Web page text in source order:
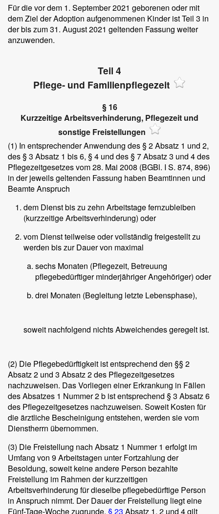
Für die vor dem 1. September 2021 geborenen oder mit
dem Ziel der Adoption aufgenommenen Kinder ist Teil 3 in
der bis zum 31. August 2021 geltenden Fassung weiter
anzuwenden.
Teil 4
Pflege- und Familienpflegezeit
§ 16
Kurzzeitige Arbeitsverhinderung, Pflegezeit und
sonstige Freistellungen
(1) In entsprechender Anwendung des § 2 Absatz 1 und 2,
des § 3 Absatz 1 bis 6, § 4 und des § 7 Absatz 3 und 4 des
Pflegezeitgesetzes vom 28. Mai 2008 (BGBl. I S. 874, 896)
in der jeweils geltenden Fassung haben Beamtinnen und
Beamte Anspruch
dem Dienst bis zu zehn Arbeitstage fernzubleiben
(kurzzeitige Arbeitsverhinderung) oder
vom Dienst teilweise oder vollständig freigestellt zu
werden bis zur Dauer von maximal
sechs Monaten (Pflegezeit, Betreuung
pflegebedürftiger minderjähriger Angehöriger) oder
drei Monaten (Begleitung letzte Lebensphase),
soweit nachfolgend nichts Abweichendes geregelt ist.
(2) Die Pflegebedürftigkeit ist entsprechend den §§ 2
Absatz 2 und 3 Absatz 2 des Pflegezeitgesetzes
nachzuweisen. Das Vorliegen einer Erkrankung in Fällen
des Absatzes 1 Nummer 2 b ist entsprechend § 3 Absatz 6
des Pflegezeitgesetzes nachzuweisen. Soweit Kosten für
die ärztliche Bescheinigung entstehen, werden sie vom
Dienstherrn übernommen.
(3) Die Freistellung nach Absatz 1 Nummer 1 erfolgt im
Umfang von 9 Arbeitstagen unter Fortzahlung der
Besoldung, soweit keine andere Person bezahlte
Freistellung im Rahmen der kurzzeitigen
Arbeitsverhinderung für dieselbe pflegebedürftige Person
in Anspruch nimmt. Der Dauer der Freistellung liegt eine
Fünf-Tage-Woche zugrunde. § 23 Absatz 1, 2 und 4 gilt